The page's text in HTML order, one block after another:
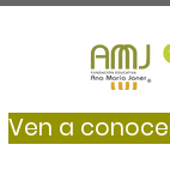
Ven a